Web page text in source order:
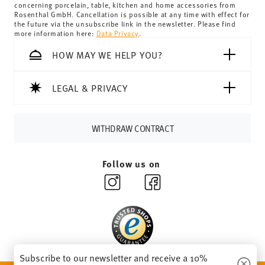
Switzerland:delivery is free of charge for orders over
69,90 CHF. If the value of your purchase is less than
69,90 CHF, delivery charges are 36,90 CHF.
Tracking:You will receive a tracking code by e-mail as
Delivery time: 3-5 working days for delivery within
Germany for items in stock. You can view delivery times to
For returns, please use ourreturns service
concerning porcelain, table, kitchen and home accessories from
Rosenthal GmbH. Cancellation is possible at any time with effect for
the future via the unsubscribe link in the newsletter. Please find
more information here: Data Privacy
HOW MAY WE HELP YOU?
LEGAL & PRIVACY
WITHDRAW CONTRACT
Follow us on
Subscribe to our newsletter and receive a 10%